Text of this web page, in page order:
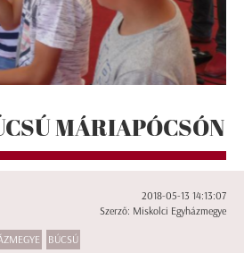
MÁRIAPÓCSÓN
2018-05-13 14:13:07
Szerző: Miskolci Egyházmegye
BÚCSÚ